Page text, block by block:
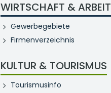
WIRTSCHAFT & ARBEIT
Gewerbegebiete
Firmenverzeichnis
KULTUR & TOURISMUS
Tourismusinfo